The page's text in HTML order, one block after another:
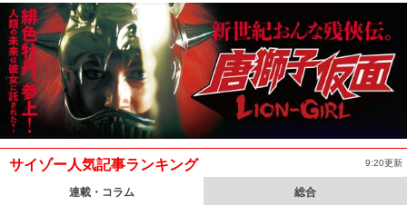
サイゾー人気記事ランキング 9:20更新
連載・コラム 総合